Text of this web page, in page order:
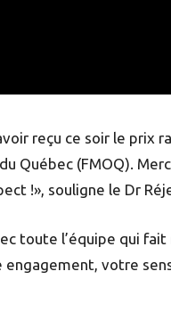
reçu ce soir le prix
Québec (FMOQ).
!», souligne le Dr
toute l’équipe qui
votre